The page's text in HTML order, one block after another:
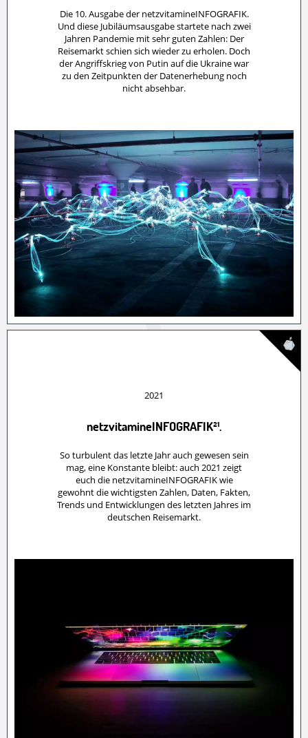
Die 10. Ausgabe der netzvitamineINFOGRAFIK.
Und diese Jubiläumsausgabe startete nach zwei
Jahren Pandemie mit sehr guten Zahlen: Der
Reisemarkt schien sich wieder zu erholen. Doch
der Angriffskrieg von Putin auf die Ukraine war
zu den Zeitpunkten der Datenerhebung noch
nicht absehbar.
2021
netzvitamineINFOGRAFIK²¹.
So turbulent das letzte Jahr auch gewesen sein
mag, eine Konstante bleibt: auch 2021 zeigt
euch die netzvitamineINFOGRAFIK wie
gewohnt die wichtigsten Zahlen, Daten, Fakten,
Trends und Entwicklungen des letzten Jahres im
deutschen Reisemarkt.